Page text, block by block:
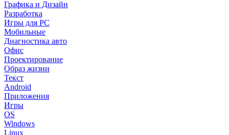
Графика и Дизайн
Разработка
Игры для PC
Мобильные
Диагностика авто
Офис
Проектирование
Образ жизни
Текст
Android
Приложения
Игры
OS
Windows
Linux